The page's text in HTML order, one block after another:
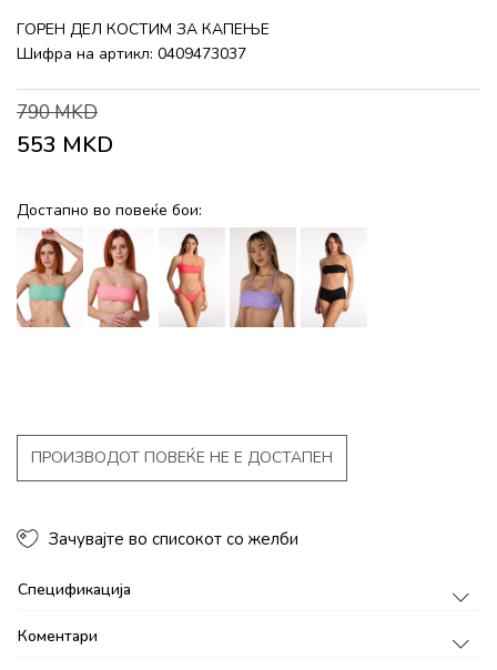
ГОРEН ДЕЛ КОСТИМ ЗА КАПЕЊЕ
Шифра на артикл: 0409473037
790MKD
553 MKD
Достапно во повеќе бои:
ПРОИЗВОДОТ ПОВЕЌЕ НЕ Е ДОСТАПЕН
Зачувајте во списокот со желби
Спецификација
Коментари